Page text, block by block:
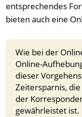
entsprechendes
bieten auch eine
Wie bei der
Online-
dieser
Zeitersparnis,
der
gewährleistet ist.